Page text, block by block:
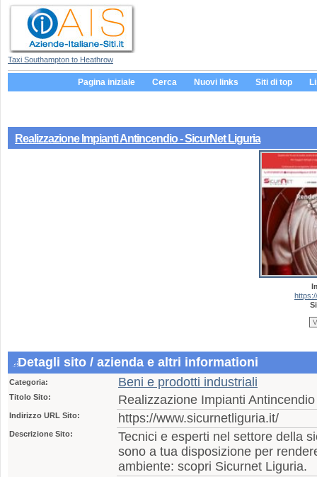
Taxi Southampton to Heathrow
Pagina iniziale Cerca Nuovi links Siti di top
Realizzazione Impianti Antincendio - SicurNet Liguria
Detagli sito / azienda e altri informationi
Categoria: Beni e prodotti industriali
Titolo Sito: Realizzazione Impianti
Indirizzo URL Sito: https://www.sicurnetliguria.it/
Descrizione Sito:
Tecnici e esperti nel settore della
sono a tua disposizione per
ambiente: scopri Sicurnet Liguria.